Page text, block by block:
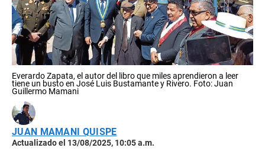
Everardo Zapata, el autor del libro que miles aprendieron a leer
tiene un busto en José Luis Bustamante y Rivero. Foto: Juan
Guillermo Mamani
JUAN MAMANI QUISPE
Actualizado el 13/08/2025, 10:05 a.m.